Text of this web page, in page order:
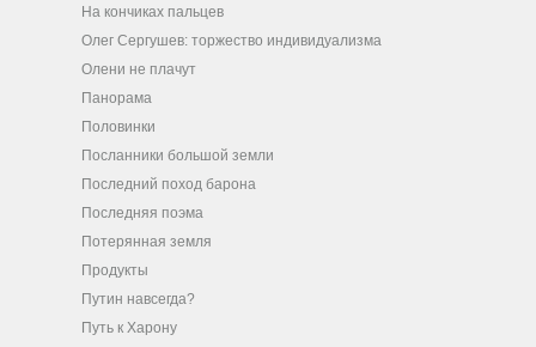
На кончиках пальцев
Олег Сергушев: торжество индивидуализма
Олени не плачут
Панорама
Половинки
Посланники большой земли
Последний поход барона
Последняя поэма
Потерянная земля
Продукты
Путин навсегда?
Путь к Харону